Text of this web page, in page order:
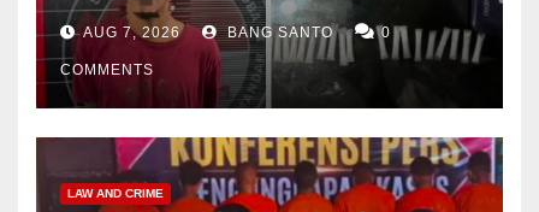
Amankan Pria di Matali
AUG 7, 2026 BANG SANTO 0
COMMENTS
LAW AND CRIME